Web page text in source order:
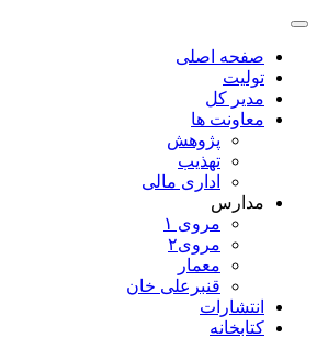
صفحه اصلی
تولیت
مدیر کل
معاونت ها
پژوهش
تهذیب
اداری مالی
مدارس
مروی ۱
مروی۲
معمار
قنبرعلی خان
انتشارات
کتابخانه